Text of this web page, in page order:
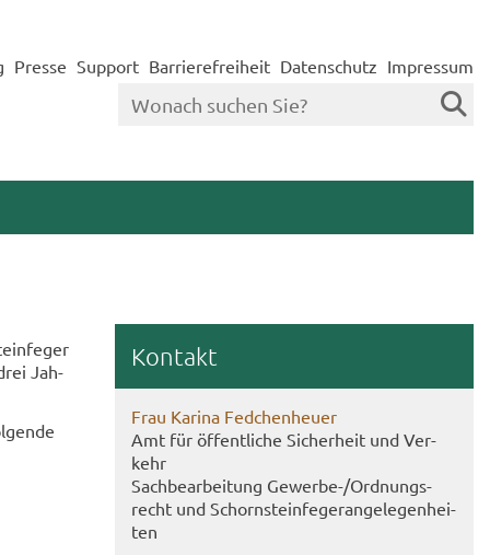
Presse Support Barrierefreiheit Datenschutz Impressum
Jah­
Kon­takt
Frau Ka­ri­na Fed­chen­heu­er
Amt für öf­fent­li­che Si­cher­heit und Ver­
kehr
Sach­be­ar­bei­tung Gewerbe-​/Ord­nungs­
recht und Schorn­stein­fe­ger­an­ge­le­gen­hei­
ten